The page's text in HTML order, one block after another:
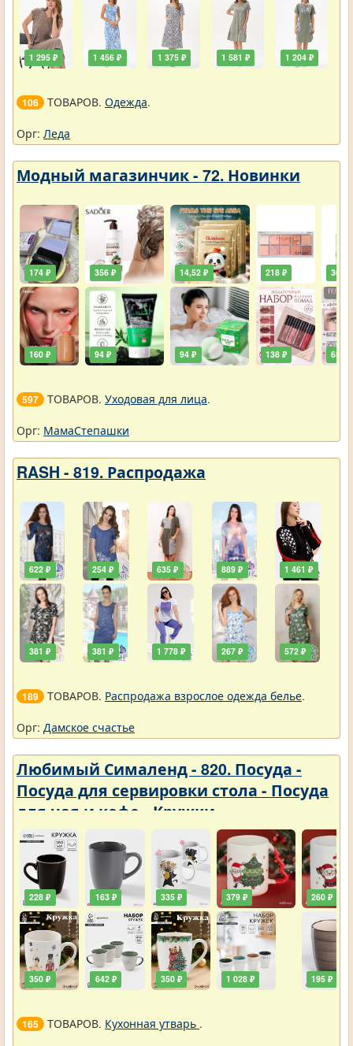
1 295 ₽ 1 456 ₽ 1 375 ₽ 1 581 ₽ 1 204 ₽
106 ТОВАРОВ. Одежда.
Орг: Леда
Модный магазинчик - 72. Новинки
174 ₽
160 ₽
356 ₽
94 ₽
14,52 ₽
94 ₽
218 ₽
138 ₽ 65 ₽
597 ТОВАРОВ. Уходовая для лица.
Орг: МамаСтепашки
RASH - 819. Распродажа
622 ₽
381 ₽
254 ₽
381 ₽
635 ₽
1 778 ₽
889 ₽
267 ₽
1 461 ₽
572 ₽
189 ТОВАРОВ. Распродажа взрослое одежда белье.
Орг: Дамское счастье
Любимый Сималенд - 820. Посуда -
Посуда для сервировки стола - Посуда
для чая и кофе - Кружки
228 ₽
350 ₽
163 ₽
642 ₽
335 ₽
350 ₽
379 ₽
1 028 ₽
260 ₽
195 ₽
165 ТОВАРОВ. Кухонная утварь .